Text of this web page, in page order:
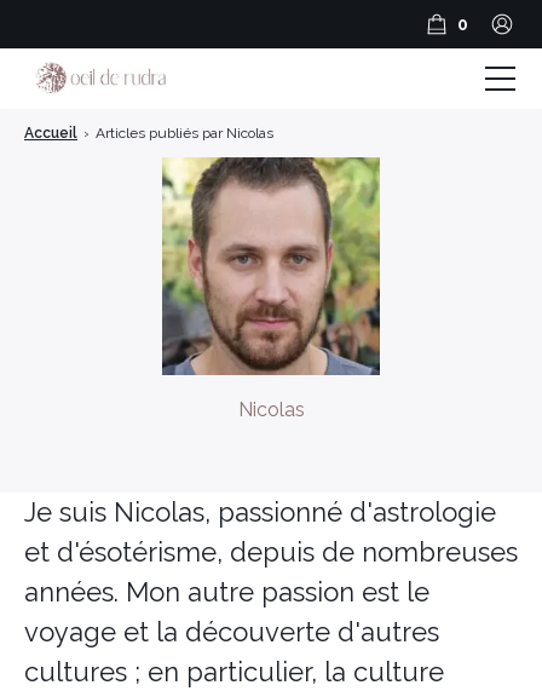
Nicolas
Je suis Nicolas, passionné d'astrologie
et d'ésotérisme, depuis de nombreuses
années. Mon autre passion est le
voyage et la découverte d'autres
cultures ; en particulier, la culture
Accueil › Articles publiés par Nicolas
0
Boutique
Encens en cônes
Encens herbes séchées
Bois sacré
Coffrets & Cadeaux
Guide Rudraksha
Spiritualité et Outils spirituels